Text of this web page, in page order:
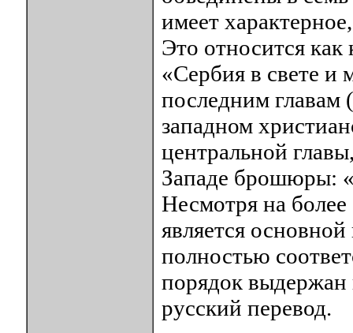
имеет
Это относится
«Сербия в свете и
последним
западном
центральной
Западе брошюры:
Несмотря на
является
полностью
порядок выдержан
русский перевод.